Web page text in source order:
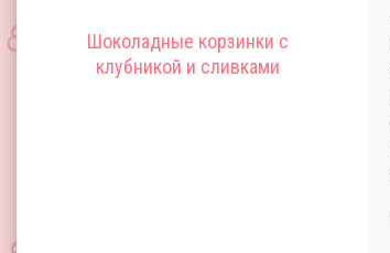
Шоколадные корзинки с
клубникой и сливками